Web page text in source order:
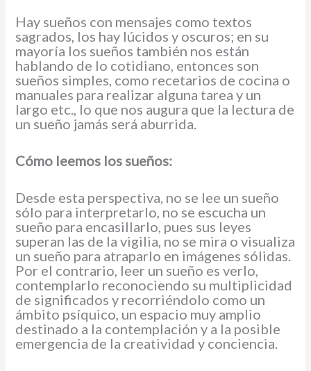
Hay sueños con mensajes como textos
sagrados, los hay lúcidos y oscuros; en su
mayoría los sueños también nos están
hablando de lo cotidiano, entonces son
sueños simples, como recetarios de cocina o
manuales para realizar alguna tarea y un
largo etc., lo que nos augura que la lectura de
un sueño jamás será aburrida.
Cómo leemos los sueños:
Desde esta perspectiva, no se lee un sueño
sólo para interpretarlo, no se escucha un
sueño para encasillarlo, pues sus leyes
superan las de la vigilia, no se mira o visualiza
un sueño para atraparlo en imágenes sólidas.
Por el contrario, leer un sueño es verlo,
contemplarlo reconociendo su multiplicidad
de significados y recorriéndolo como un
ámbito psíquico, un espacio muy amplio
destinado a la contemplación y a la posible
emergencia de la creatividad y conciencia.